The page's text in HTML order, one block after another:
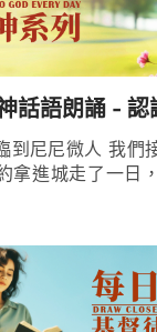
話語朗誦 - 認
到尼尼微人 我們
拿進城走了一日